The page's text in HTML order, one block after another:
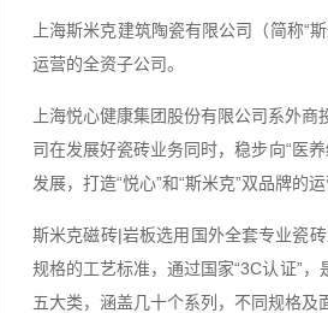
上海斯米克建筑陶瓷有限公司（简称“
运营的全资子公司。
上海悦心健康集团股份有限公司系外
司在发展好瓷砖业务同时，稳步向“医
发展，打造“悦心”和“斯米克”双品牌的运
斯米克磁砖|岩板选用国外全套专业瓷
规格的工艺标准，通过国家“3C认证”
五大类，涵盖几十个系列，不同规格及